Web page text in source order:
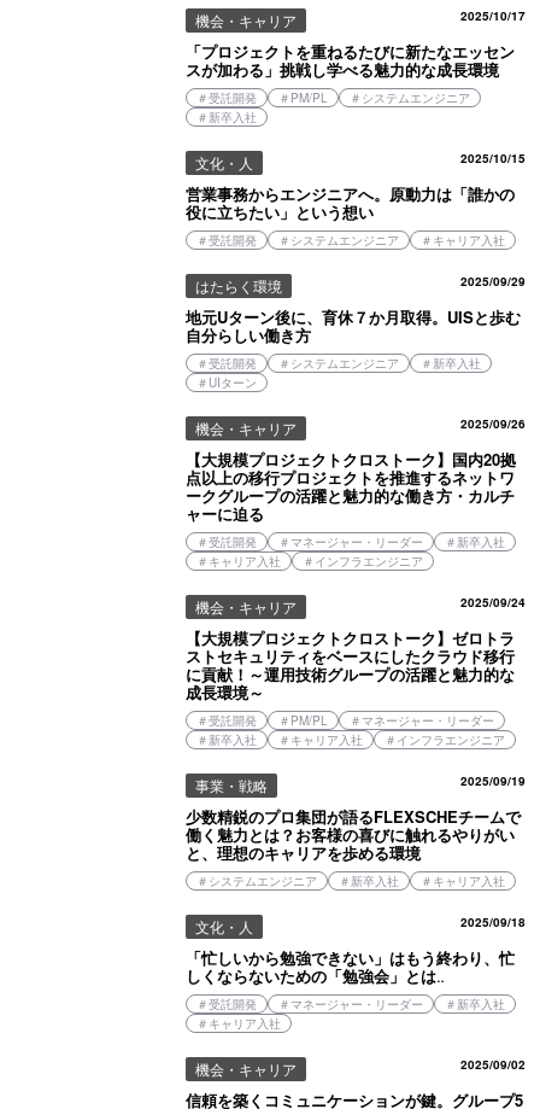
機会・キャリア 2025/10/17
「プロジェクトを重ねるたびに新たなエッセン
スが加わる」挑戦し学べる魅力的な成長環境
＃受託開発 ＃ PM/PL ＃ システムエンジニア
＃新卒入社
文化・人 2025/10/15
営業事務からエンジニアへ。原動力は「誰かの
役に立ちたい」という想い
＃受託開発 ＃ システムエンジニア ＃ キャリア入社
はたらく環境 2025/09/29
地元Uターン後に、育休７か月取得。UISと歩む
自分らしい働き方
＃受託開発 ＃ システムエンジニア ＃新卒入社
＃ UIターン
機会・キャリア 2025/09/26
【大規模プロジェクトクロストーク】国内20拠
点以上の移行プロジェクトを推進するネットワ
ークグループの活躍と魅力的な働き方・カルチ
ャーに迫る
＃受託開発 ＃ マネージャー・リーダー ＃新卒入社
＃ キャリア入社 ＃ インフラエンジニア
機会・キャリア 2025/09/24
【大規模プロジェクトクロストーク】ゼロトラ
ストセキュリティをベースにしたクラウド移行
に貢献！～運用技術グループの活躍と魅力的な
成長環境～
＃受託開発 ＃ PM/PL ＃ マネージャー・リーダー
＃新卒入社 ＃ キャリア入社 ＃ インフラエンジニア
事業・戦略 2025/09/19
少数精鋭のプロ集団が語るFLEXSCHEチームで
働く魅力とは？お客様の喜びに触れるやりがい
と、理想のキャリアを歩める環境
＃ システムエンジニア ＃新卒入社 ＃ キャリア入社
文化・人 2025/09/18
「忙しいから勉強できない」はもう終わり、忙
しくならないための「勉強会」とは‥
＃受託開発 ＃ マネージャー・リーダー ＃新卒入社
＃ キャリア入社
機会・キャリア 2025/09/02
信頼を築くコミュニケーションが鍵。グループ5